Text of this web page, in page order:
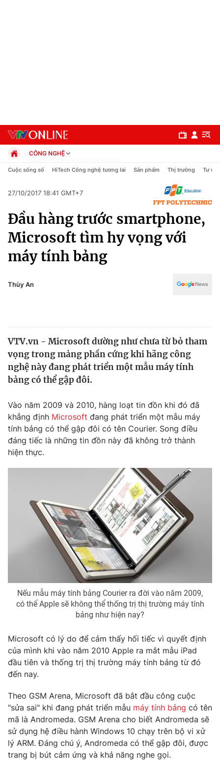
Chính trị
Xã hội
Pháp luật
Thế giới
Tin tức
Thế giới đó đây
Kinh tế
Tài chính
Thị trường
Góc doanh nghiệp
Truyền hình
Phim VTV
Khán giả
Giải sao mai
Giải trí
Du lịch
Làm đẹp
Chất lượng cuộc sống
Giáo dục
Tuyển sinh
Học trực tuyến
Công nghệ
Hitech Công nghệ tương lai
Thị trường
Giao lưu trực tuyến
Lịch phát sóng
Emagazine Podcast
Photo
Video Shorts video
VTV Money VTV Thể thao
VTV Sức khoẻ Bất động sản
CÔNG NGHỆ
Chính trị
Pháp luật
Thể thao
Truyền hình
Văn hóa - Giải trí
Y tế
Công nghệ
Cuộc sống số HiTech Công nghệ tương lai Sản phẩm Thị trường Tư vấn
27/10/2017 18:41 GMT+7
Đầu hàng trước smartphone,
Microsoft tìm hy vọng với
máy tính bảng
Thùy An
VTV.vn - Microsoft dường như chưa từ bỏ tham
vọng trong mảng phần cứng khi hãng công
nghệ này đang phát triển một mẫu máy tính
bảng có thể gập đôi.
Vào năm 2009 và 2010, hàng loạt tin đồn khi đó đã
khẳng định Microsoft đang phát triển một mẫu máy
tính bảng có thể gập đôi có tên Courier. Song điều
đáng tiếc là những tin đồn này đã không trở thành
hiện thực.
Nếu mẫu máy tính bảng Courier ra đời vào năm 2009,
có thể Apple sẽ không thể thống trị thị trường máy tính
bảng như hiện nay?
Microsoft có lý do để cảm thấy hối tiếc vì quyết định
của mình khi vào năm 2010 Apple ra mắt mẫu iPad
đầu tiên và thống trị thị trường máy tính bảng từ đó
đến nay.
Theo GSM Arena, Microsoft đã bắt đầu công cuộc
"sửa sai" khi đang phát triển mẫu máy tính bảng có tên
mã là Andromeda. GSM Arena cho biết Andromeda sẽ
sử dụng hệ điều hành Windows 10 chạy trên bộ vi xử
lý ARM. Đáng chú ý, Andromeda có thể gập đôi, được
trang bị bút cảm ứng và khả năng nghe gọi.